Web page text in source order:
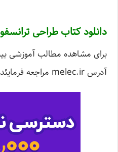
دانلود کتاب طراحی
برای مشاهده مطالب آموزشی
آدرس melec.ir مراجعه فرمایئد .